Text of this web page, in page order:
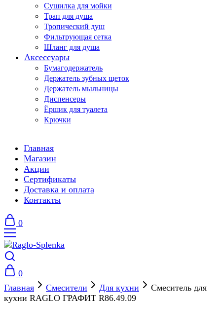
Сушилка для мойки
Трап для душа
Тропический душ
Фильтрующая сетка
Шланг для душа
Аксессуары
Бумагодержатель
Держатель зубных щеток
Держатель мыльницы
Диспенсеры
Ёршик для туалета
Крючки
Главная
Магазин
Акции
Сертификаты
Доставка и оплата
Контакты
0
0
Главная
Смесители Для кухни
Смеситель для
кухни RAGLO ГРАФИТ R86.49.09